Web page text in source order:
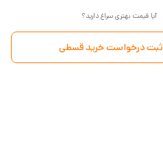
آیا قیمت بهتری سراغ دارید؟
ثبت درخواست خرید قسطی